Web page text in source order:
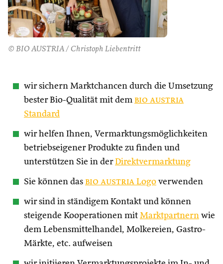
© BIO AUSTRIA / Christoph Liebentritt
wir sichern Marktchancen durch die Umsetzung
bester Bio-Qualität mit dem bio austria
Standard
wir helfen Ihnen, Vermarktungsmöglichkeiten
betriebseigener Produkte zu finden und
unterstützen Sie in derDirektvermarktung
Sie können das bio austria Logo verwenden
wir sind in ständigem Kontakt und können
steigende Kooperationen mit Marktpartnern wie
dem Lebensmittelhandel, Molkereien, Gastro-
Märkte, etc. aufweisen